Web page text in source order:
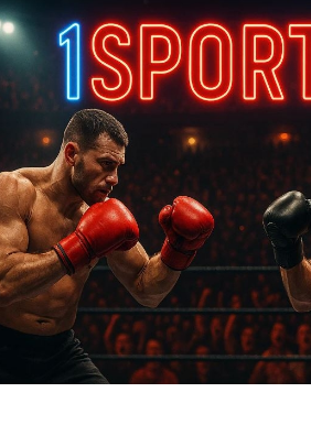
самые лучшие и актуальные
Форрест